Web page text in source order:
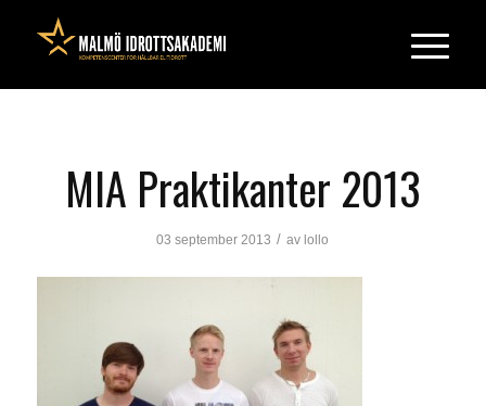
MIA Praktikanter 2013
03 september 2013 / av lollo